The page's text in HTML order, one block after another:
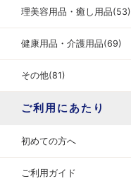
理美容用品・癒し用品(53)
健康用品・介護用品(69)
その他(81)
ご利用にあたり
初めての方へ
ご利用ガイド